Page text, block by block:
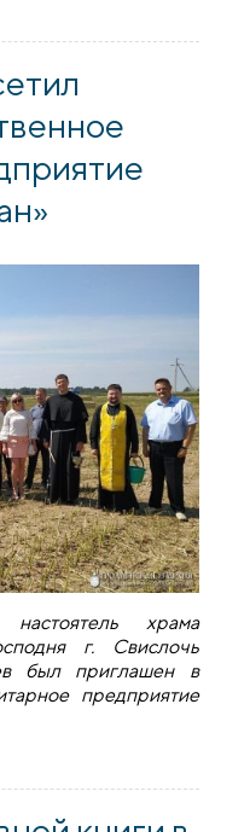
Богородицы» в
храма
г. Свислочь
был приглашен в
предприятие
унитарное
«Ханчицы-Неман»